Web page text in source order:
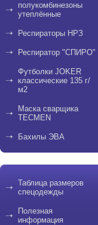
полукомбинезоны
утеплённые
Респираторы НРЗ
Респиратор "СПИРО"
Футболки JOKER
классические 135 г/
м2
Маска сварщика
TECMEN
Бахилы ЭВА
Таблица размеров
спецодежды
Полезная
информация